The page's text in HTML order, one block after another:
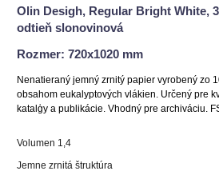
Olin Desigh, Regular Bright White,
odtieň slonovinová
Rozmer: 720x1020 mm
Nenatieraný jemný zrnitý papier vyrobený zo
obsahom eukalyptových vlákien. Určený pre
katalģy a publikácie. Vhodný pre archiváciu.
Volumen 1,4
Jemne zrnitá štruktúra